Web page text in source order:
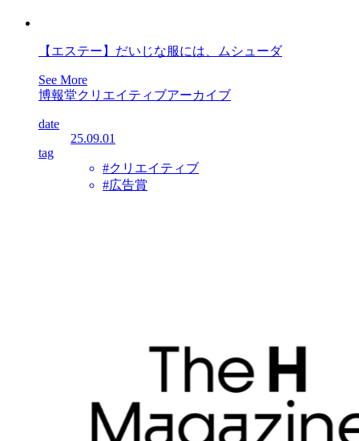
【エステー】だいじな服には、ムシューダ
See More
博報堂クリエイティブアーカイブ
date
25.09.01
tag
#クリエイティブ
#広告賞